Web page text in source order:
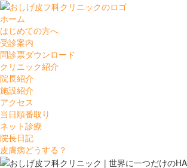
ホーム
はじめての方へ
受診案内
問診票ダウンロード
クリニック紹介
院長紹介
施設紹介
アクセス
当日順番取り
ネット診療
院長日記
皮膚病どうする？